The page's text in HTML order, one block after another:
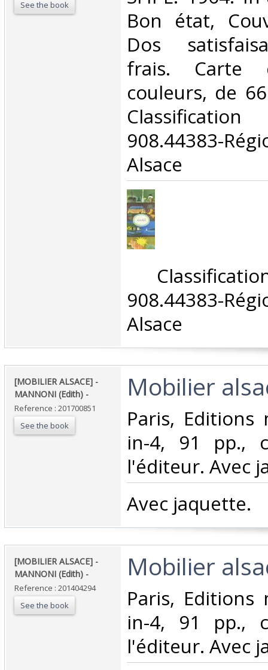
See the book
Bon état,
Dos
frais. Carte
couleurs, de
908.44383-
Alsace‎
908.44383-
Alsace‎
‎[MOBILIER ALSACE] -
MANNONI (Edith) - ‎
Reference : 201700851
See the book
‎Mobilier
‎Paris, Editions
in-4, 91 pp.,
l'éditeur. Avec
‎Avec jaquette.‎
‎[MOBILIER ALSACE] -
MANNONI (Edith) - ‎
Reference : 201404294
See the book
‎Mobilier
‎Paris, Editions
in-4, 91 pp.,
l'éditeur. Avec